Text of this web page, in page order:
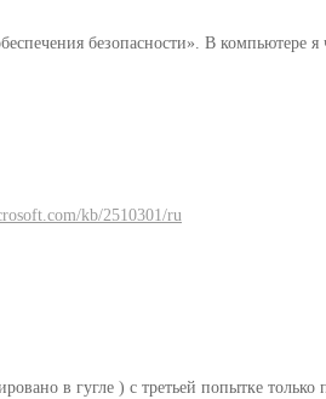
безопасности». В компьютере
kb/2510301/ru
в гугле ) с третьей попытке только